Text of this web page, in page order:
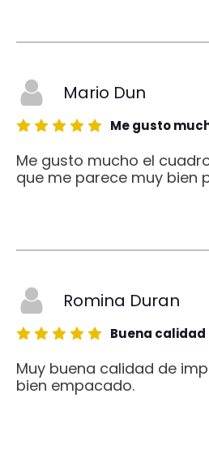
Mario Dun
Me gusto
Me gusto mucho el
que me parece muy bien
Romina Duran
Buena calidad
Muy buena calidad de
bien empacado.